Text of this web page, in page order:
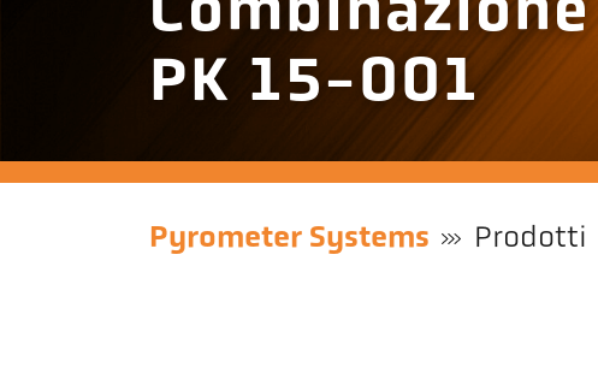
PK 15-001
Pyrometer Systems Prodotti